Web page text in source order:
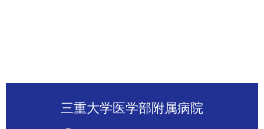
三重大学医学部附属病院